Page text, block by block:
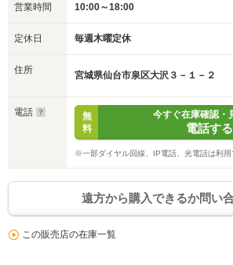
営業時間 10:00～18:00
定休日 毎週木曜定休
住所 宮城県仙台市泉区大沢３－１－２
電話
無
料
今すぐ在庫確認・
電話する
※一部ダイヤル回線、IP電話、光電話は利用
遠方から購入できるか問い
この販売店の在庫一覧